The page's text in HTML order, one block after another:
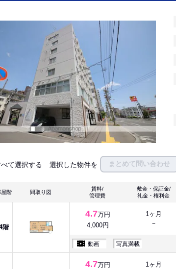
て選択する 選択した物件を まとめて問い合わせ
屋階 間取り図
賃料/
管理費
敷金・保証金/
礼金・権利金
階
4.7万円
4,000円
1ヶ月
－
動画 写真満載
4.7万円
1ヶ月